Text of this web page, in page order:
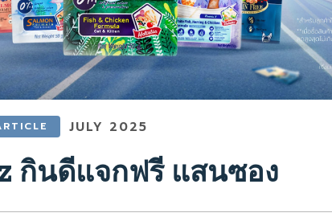
JULY 2025
กินดีแจกฟรี แสนซอง